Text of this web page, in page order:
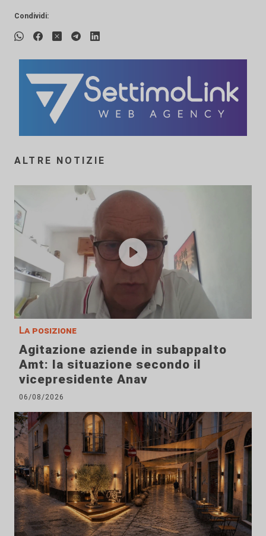
Condividi:
ALTRE NOTIZIE
La posizione
Agitazione aziende in subappalto
Amt: la situazione secondo il
vicepresidente Anav
06/08/2026